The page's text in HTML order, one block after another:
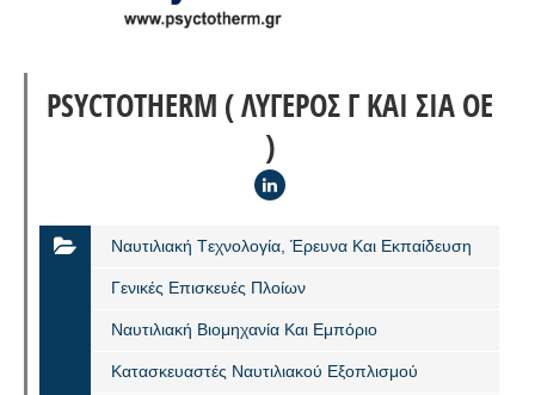
PSYCTOTHERM ( ΛΥΓΕΡΟΣ Γ ΚΑΙ ΣΙΑ ΟΕ
)
Ναυτιλιακή Tεχνολογία, Έρευνα Και Εκπαίδευση
Γενικές Επισκευές Πλοίων
Ναυτιλιακή Βιομηχανία Και Εμπόριο
Κατασκευαστές Ναυτιλιακού Εξοπλισμού